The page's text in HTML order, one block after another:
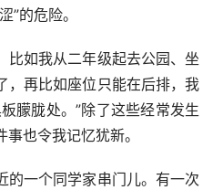
”的危险。
如我从二年级起去公园、坐
，再比如座位只能在后排，我
朦胧处。”除了这些经常发生
也令我记忆犹新。
一个同学家串门儿。有一次